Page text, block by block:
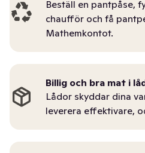
Beställ en pantpåse,
chaufför och få
Mathemkontot.
Billig och bra mat i
Lådor skyddar dina
leverera effektivare,